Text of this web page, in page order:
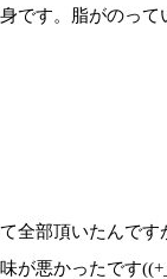
です。脂がのって
全部頂いたんで
が悪かったです